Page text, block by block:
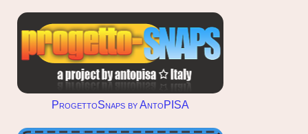
ProgettoSnaps by AntoPISA